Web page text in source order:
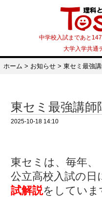
中学校入試まであと
大学入学共通
ホーム > お知らせ> 東セミ最強
東セミ最強講師
2025-10-18 14:10
東セミは、毎年、
公立高校入試の日
試解説をしていま